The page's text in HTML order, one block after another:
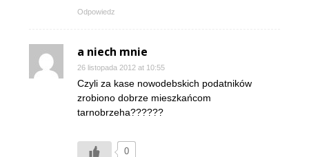
Odpowiedz
a niech mnie
26 listopada 2012 at 10:55
Czyli za kase nowodebskich podatników
zrobiono dobrze mieszkańcom
tarnobrzeha??????
0